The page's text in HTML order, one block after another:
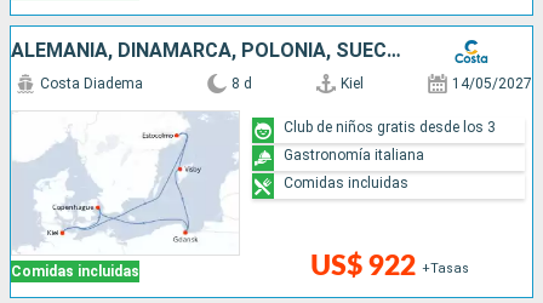
ALEMANIA, DINAMARCA, POLONIA, SUECIA
Comidas incluidas
Costa Diadema 8 d Kiel 14/05/2027
US$ 922 +Tasas
Club de niños gratis desde los 3
Gastronomía italiana
Comidas incluidas